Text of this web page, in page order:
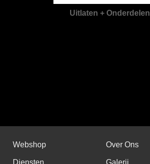
Uitlaten + Onderdelen
Webshop Over Ons
Diensten Galerij